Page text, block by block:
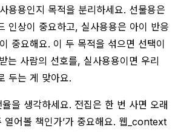
용용인지 목적을 분리하세요. 선물용은
인상이 중요하고, 실사용용은 아이 반응
중요해요. 이 두 목적을 섞으면 선택이
는 사람의 선호를, 실사용용이면 우리
두는 게 맞아요.
을 생각하세요. 전집은 한 번 사면 오래
열어볼 책인가’가 중요해요. 웹_context